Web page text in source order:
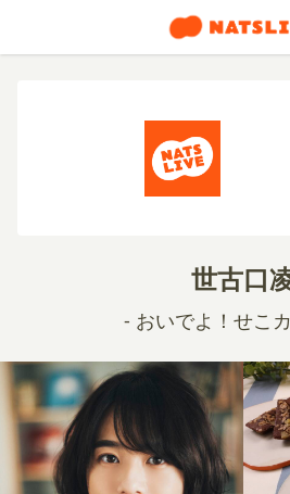
世古口
- おいでよ！せこ